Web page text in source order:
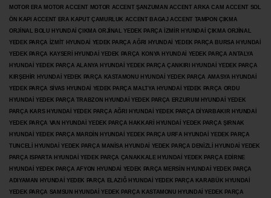
MOTOR ERA MOTOR ACCENT MOTOR ACCENT ŞANZUMAN ACCENT ARKA CAM ACCENT SOL
ÖN KAPI ACCENT ERA KAPUT ÇAMURLUK ACCENT BAGAJ ACCENT TAMPON ÇIKMA
ORJİNAL BOLU HYUNDAİ ÇIKMA ORJİNAL YEDEK PARÇA İZMİR HYUNDAİ ÇIKMA ORJİNAL
YEDEK PARÇA İZMİT HYUNDAİ YEDEK PARÇA AĞRI HYUNDAİ YEDEK PARÇA BURSA HYUNDAİ
YEDEK PARÇA KAYSERİ HYUNDAİ YEDEK PARÇA KONYA HYUNDAİ YEDEK PARÇA ANTALYA
HYUNDAİ YEDEK PARÇA ALANYA HYUNDAİ YEDEK PARÇA ÇANKIRI HYUNDAİ YEDEK PARÇA
KIRŞEHİR HYUNDAİ YEDEK PARÇA KASTAMONU HYUNDAİ YEDEK PARÇA AMASYA HYUNDAİ
YEDEK PARÇA SİVAS HYUNDAİ YEDEK PARÇA MALTYA HYUNDAİ YEDEK PARÇA ORDU
HYUNDAİ YEDEK PARÇA TRABZON HYUNDAİ YEDEK PARÇA ERZURUM HYUNDAİ YEDEK
PARÇA KARS HYUNDAİ YEDEK PARÇA AĞRI HYUNDAİ YEDEK PARÇA DİYARBAKIR HYUNDAİ
YEDEK PARÇA VAN HYUNDAİ YEDEK PARÇA HAKKARİ HYUNDAİ YEDEK PARÇA ŞIRNAK
HYUNDAİ YEDEK PARÇA MARDİN HYUNDAİ YEDEK PARÇA URFA HYUNDAİ YEDEK PARÇA
TUNCELİ HYUNDAİ YEDEK PARÇA MANİSA HYUNDAİ YEDEK PARÇA DENİZLİ HYUNDAİ YEDEK
PARÇA ISPARTA HYUNDAİ YEDEK PARÇA ÇANAKKALE HYUNDAİ YEDEK PARÇA EDİRNE
HYUNDAİ YEDEK PARÇA AFYON HYUNDAİ YEDEK PARÇA MERSİN HYUNDAİ YEDEK PARÇA
ADIYAMAN HYUNDAİ YEDEK PARÇA ELAZIĞ HYUNDAİ YEDEK PARÇA KARABÜK HYUNDAİ
YEDEK PARÇA SAMSUN HYUNDAİ YEDEK PARÇA KASTAMONU HYUNDAİ YEDEK PARÇA